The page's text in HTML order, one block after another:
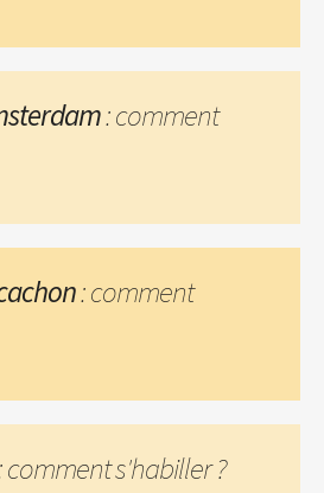
: comment
: comment
s'habiller ?